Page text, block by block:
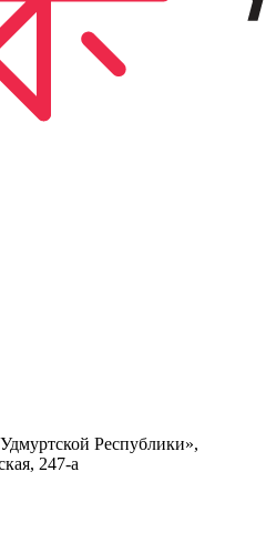
Республики»,
247-а